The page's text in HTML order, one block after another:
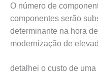
O número de
componentes serão
determinante na hora
modernização de
detalhei o custo de